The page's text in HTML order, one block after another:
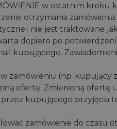
w ostatnim kroku
otrzymania zamówienia
i nie jest traktowane
dopiero po
kupującego.
zamówieniu (np. kupujący
ofertę. Zmienioną ofertę
kupującego przyjęcia
zamówienie do czasu